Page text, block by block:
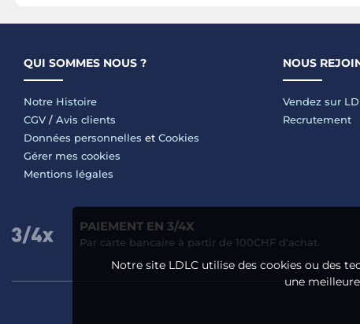
QUI SOMMES NOUS ?
Notre Histoire
CGV / Avis clients
Données personnelles et Cookies
Gérer mes cookies
Mentions légales
NOUS
Vendez sur
Recrutement
PAIEMENT EN 3/4X
Par carte bancaire à partir de 100CHF d'achat.
Notre site LDLC utilise des cookies ou des
une